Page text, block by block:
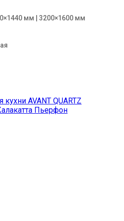
мм | 3200×1600 мм